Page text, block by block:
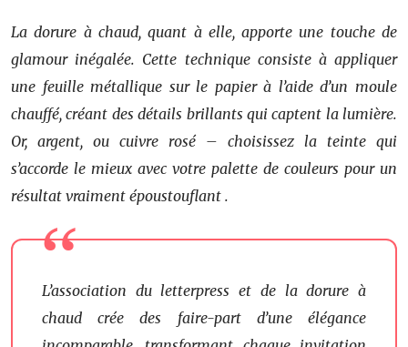
La dorure à chaud, quant à elle, apporte une touche de
glamour inégalée. Cette technique consiste à appliquer
une feuille métallique sur le papier à l’aide d’un moule
chauffé, créant des détails brillants qui captent la lumière.
Or, argent, ou cuivre rosé – choisissez la teinte qui
s’accorde le mieux avec votre palette de couleurs pour un
résultat vraiment époustouflant .
L’association du letterpress et de la dorure à
chaud crée des faire-part d’une élégance